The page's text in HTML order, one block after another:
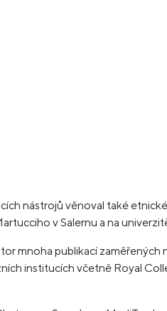
nástrojů věnoval také
v Salernu a na
mnoha publikací zaměřených
institucích včetně Royal